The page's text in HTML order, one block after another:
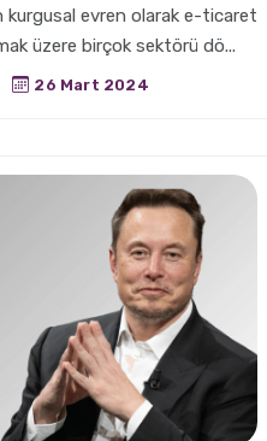
kurgusal evren olarak e-ticaret
üzere birçok sektörü dö...
26 Mart 2024